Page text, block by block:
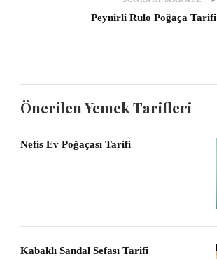
Peynirli Rulo Poğaça Tarifi
Önerilen Yemek Tarifleri
Nefis Ev Poğaçası Tarifi
Kabaklı Sandal Sefası Tarifi